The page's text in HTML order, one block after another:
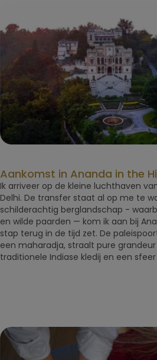
Aankomst in Ananda in the
Ik arriveer op de kleine luchthaven
Delhi. De transfer staat al op me te
schilderachtig berglandschap -
en wilde paarden — kom ik aan bij
stap terug in de tijd zet. De
een maharadja, straalt pure
traditionele Indiase kledij en een